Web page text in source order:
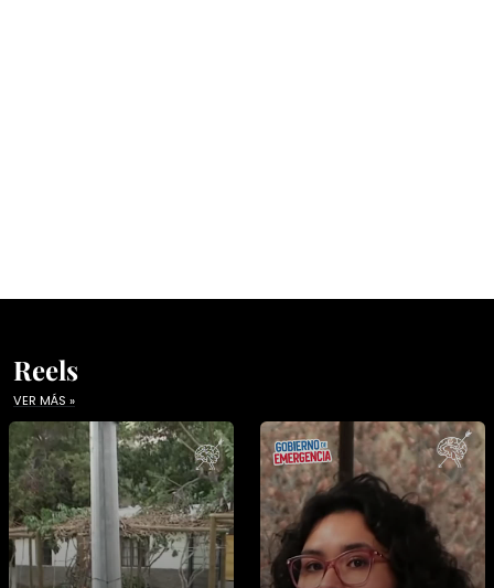
Reels
VER MÁS »